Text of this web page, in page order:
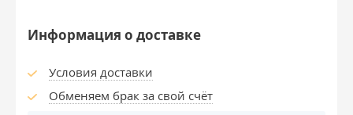
Информация о доставке
Условия доставки
Обменяем брак за свой счёт